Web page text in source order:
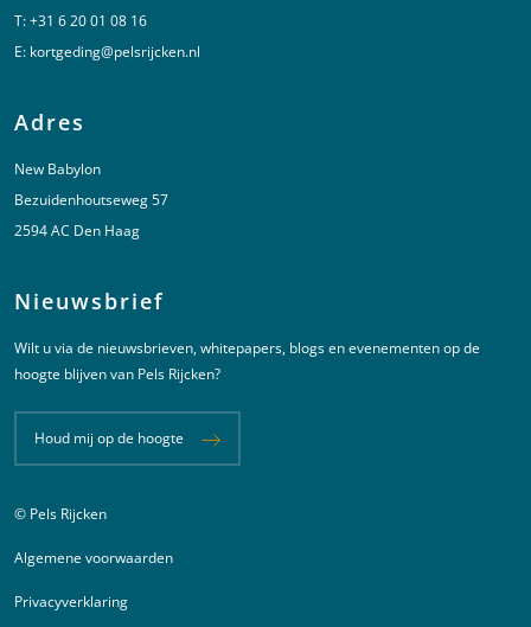
T:+31 6 20 01 08 16
E: kortgeding@pelsrijcken.nl
Adres
New Babylon
Bezuidenhoutseweg 57
2594 AC Den Haag
Nieuwsbrief
Wilt u via de nieuwsbrieven, whitepapers, blogs en evenementen op de
hoogte blijven van Pels Rijcken?
Houd mij op de hoogte
Juridische informatie
© Pels Rijcken
Algemene voorwaarden
Privacyverklaring